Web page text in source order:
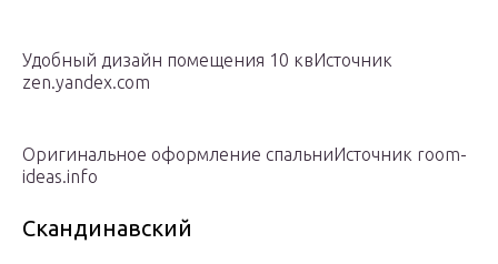
Удобный дизайн помещения 10 квИсточник
zen.yandex.com
Оригинальное оформление спальниИсточник room-
ideas.info
Скандинавский